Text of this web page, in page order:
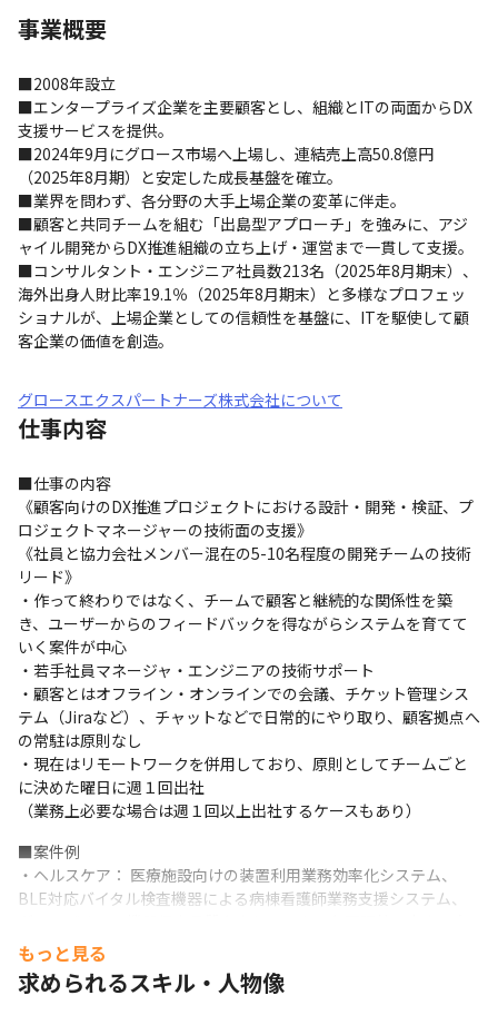
事業概要
■2008年設立
■エンタープライズ企業を主要顧客とし、組織とITの両面からDX
支援サービスを提供。
■2024年9月にグロース市場へ上場し、連結売上高50.8億円
（2025年8月期）と安定した成長基盤を確立。
■業界を問わず、各分野の大手上場企業の変革に伴走。
■顧客と共同チームを組む「出島型アプローチ」を強みに、アジ
ャイル開発からDX推進組織の立ち上げ・運営まで一貫して支援。
■コンサルタント・エンジニア社員数213名（2025年8月期末）、
海外出身人財比率19.1％（2025年8月期末）と多様なプロフェッ
ショナルが、上場企業としての信頼性を基盤に、ITを駆使して顧
客企業の価値を創造。
グロースエクスパートナーズ株式会社について
仕事内容
■仕事の内容
《顧客向けのDX推進プロジェクトにおける設計・開発・検証、プ
ロジェクトマネージャーの技術面の支援》
《社員と協力会社メンバー混在の5-10名程度の開発チームの技術
リード》
・作って終わりではなく、チームで顧客と継続的な関係性を築
き、ユーザーからのフィードバックを得ながらシステムを育てて
いく案件が中心
・若手社員マネージャ・エンジニアの技術サポート
・顧客とはオフライン・オンラインでの会議、チケット管理シス
テム（Jiraなど）、チャットなどで日常的にやり取り、顧客拠点へ
の常駐は原則なし
・現在はリモートワークを併用しており、原則としてチームごと
に決めた曜日に週１回出社
（業務上必要な場合は週１回以上出社するケースもあり）
■案件例
・ヘルスケア： 医療施設向けの装置利用業務効率化システム、
BLE対応バイタル検査機器による病棟看護師業務支援システム、
庫を一元可視化のためのマスタ変換システム
・流通/小売： 小売業の顧客向け公式アプリ、リモートショッピン
グ、クレジットカードWeb会員システム
もっと見る
求められるスキル・人物像